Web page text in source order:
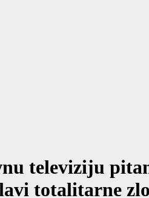
televiziju
totalitarne